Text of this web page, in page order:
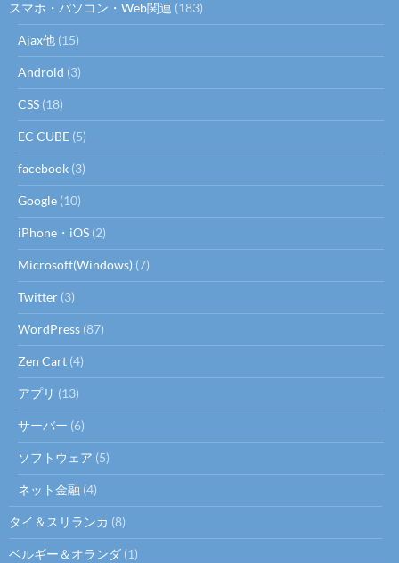
スマホ・パソコン・Web関連 (183)
Ajax他 (15)
Android (3)
CSS (18)
EC CUBE (5)
facebook (3)
Google (10)
iPhone・iOS (2)
Microsoft(Windows) (7)
Twitter (3)
WordPress (87)
Zen Cart (4)
アプリ (13)
サーバー (6)
ソフトウェア (5)
ネット金融 (4)
タイ＆スリランカ (8)
ベルギー＆オランダ (1)